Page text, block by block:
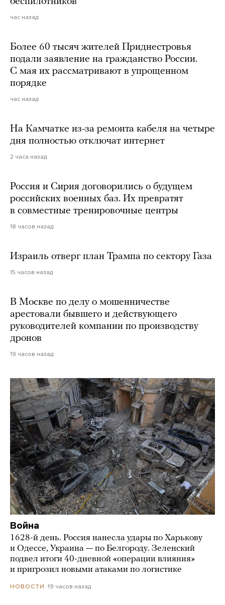
час назад
Более 60 тысяч жителей Приднестровья
подали заявление на гражданство России.
С мая их рассматривают в упрощенном
порядке
час назад
На Камчатке из-за ремонта кабеля на четыре
дня полностью отключат интернет
2 часа назад
Россия и Сирия договорились о будущем
российских военных баз. Их превратят
в совместные тренировочные центры
18 часов назад
Израиль отверг план Трампа по сектору Газа
15 часов назад
В Москве по делу о мошенничестве
арестовали бывшего и действующего
руководителей компании по производству
дронов
19 часов назад
Война
1628-й день. Россия нанесла удары по Харькову
и Одессе, Украина — по Белгороду. Зеленский
подвел итоги 40-дневной «операции влияния»
и пригрозил новыми атаками по логистике
НОВОСТИ 19 часов назад